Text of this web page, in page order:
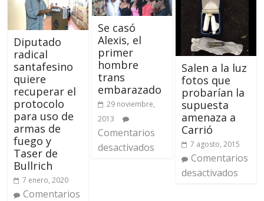
Diputado
radical
santafesino
quiere
recuperar el
protocolo
para uso de
armas de
fuego y
Taser de
Bullrich
7 enero, 2020
Comentarios
Se casó
Alexis, el
primer
hombre
trans
embarazado
29 noviembre,
2013
Comentarios
desactivados
Salen a la luz
fotos que
probarían la
supuesta
amenaza a
Carrió
7 agosto, 2015
Comentarios
desactivados